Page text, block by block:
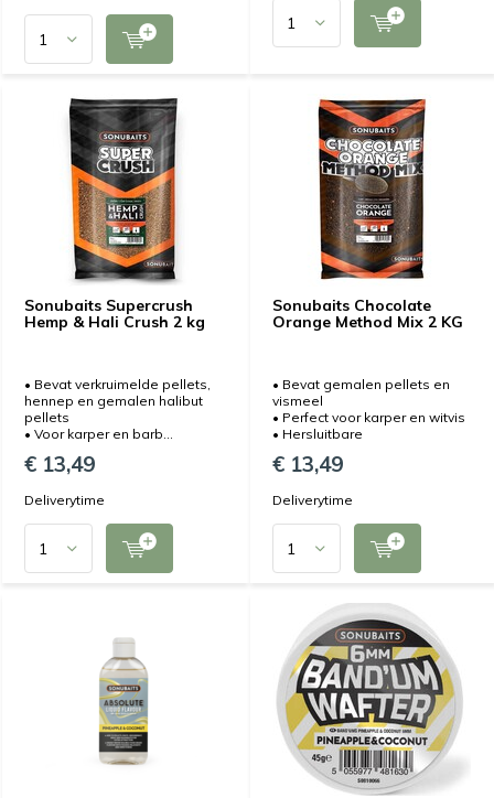
Sonubaits Supercrush
Hemp & Hali Crush 2 kg
• Bevat verkruimelde pellets,
hennep en gemalen halibut
pellets
• Voor karper en barb...
€ 13,49
Deliverytime
Sonubaits Chocolate
Orange Method Mix 2 KG
• Bevat gemalen pellets en
vismeel
• Perfect voor karper en witvis
• Hersluitbare
€ 13,49
Deliverytime